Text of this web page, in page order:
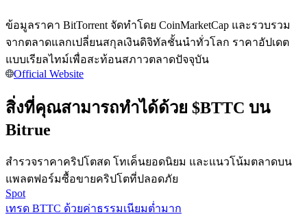
คู่มือเริ่มต้นฟิวเจอร์ส
ข้อมูลราคา BitTorrent จัดทำโดย CoinMarketCap และรวบรวม
จากตลาดแลกเปลี่ยนสกุลเงินดิจิทัลชั้นนำทั่วโลก ราคาอัปเดต
แบบเรียลไทม์เพื่อสะท้อนสภาวตลาดปัจจุบัน
Official Website
สิ่งที่คุณสามารถทำได้ด้วย $BTTC บน
Bitrue
สำรวจราคาคริปโตสด โทเค็นยอดนิยม และแนวโน้มตลาดบน
แพลตฟอร์มซื้อขายคริปโตที่ปลอดภัย
Spot
เทรด BTTC ด้วยค่าธรรมเนียมต่ำมาก